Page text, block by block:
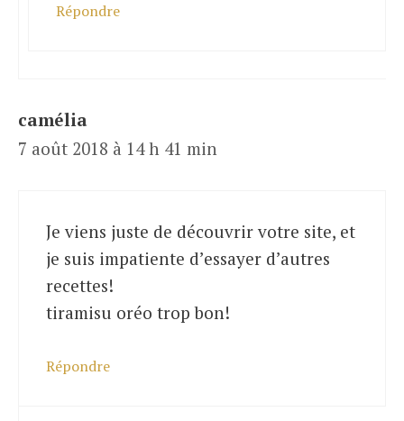
Répondre
camélia
7 août 2018 à 14 h 41 min
Je viens juste de découvrir votre site, et
je suis impatiente d’essayer d’autres
recettes!
tiramisu oréo trop bon!
Répondre